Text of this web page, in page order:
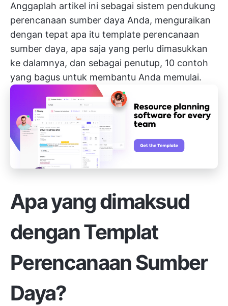
Anggaplah artikel ini sebagai sistem pendukung
perencanaan sumber daya Anda, menguraikan
dengan tepat apa itu template perencanaan
sumber daya, apa saja yang perlu dimasukkan
ke dalamnya, dan sebagai penutup, 10 contoh
yang bagus untuk membantu Anda memulai.
Apa yang dimaksud
dengan Templat
Perencanaan Sumber
Daya?